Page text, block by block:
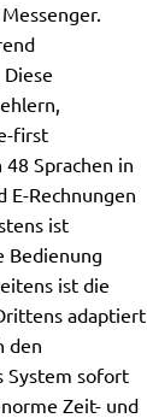
first
Sprachen in
Rechnungen
ist
Bedienung
ist die
adaptiert
den
System sofort
Zeit- und